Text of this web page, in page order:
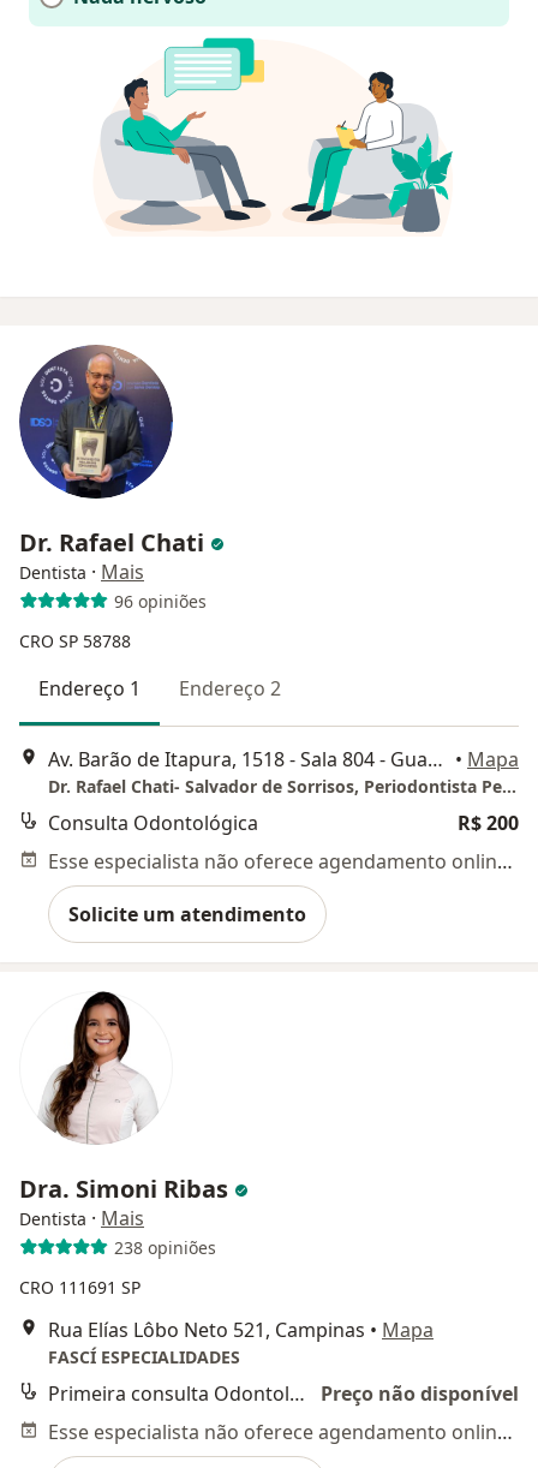
Dr. Rafael Chati
Dentista · Mais
96 opiniões
CRO SP 58788
Endereço 1 Endereço 2
Av. Barão de Itapura, 1518 - Sala 804 - Guanabara, Campinas • Mapa
Dr. Rafael Chati- Salvador de Sorrisos, Periodontista Periodiária Extraordinário, Odonto Geriatra e Perito Judicial
Consulta Odontológica
R$ 200
Esse especialista não oferece agendamento online para esse endereço.
Solicite um atendimento
Dra. Simoni Ribas
Dentista · Mais
238 opiniões
CRO 111691 SP
Rua Elías Lôbo Neto 521, Campinas • Mapa
FASCÍ ESPECIALIDADES
Primeira consulta Odontológica
Preço não disponível
Esse especialista não oferece agendamento online para esse endereço.